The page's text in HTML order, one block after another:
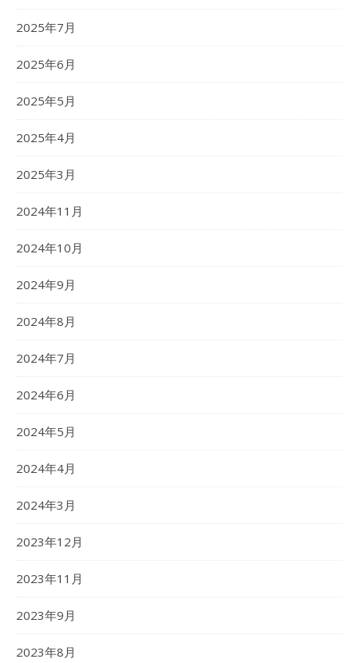
2025年7月
2025年6月
2025年5月
2025年4月
2025年3月
2024年11月
2024年10月
2024年9月
2024年8月
2024年7月
2024年6月
2024年5月
2024年4月
2024年3月
2023年12月
2023年11月
2023年9月
2023年8月